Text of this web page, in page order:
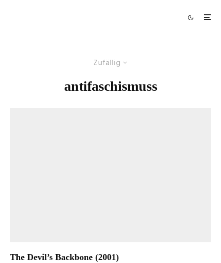
Zufällig
antifaschismuss
The Devil’s Backbone (2001)